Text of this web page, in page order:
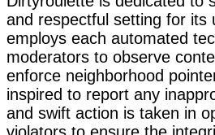
and respectful setting for its
employs each automated
moderators to observe
enforce neighborhood
inspired to report any
and swift action is taken in